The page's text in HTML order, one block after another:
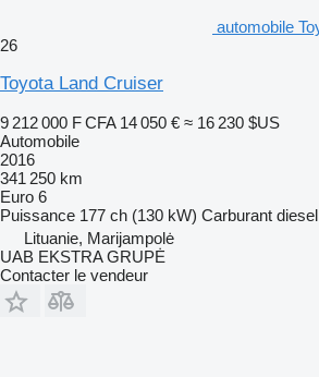
automobile
26
Toyota Land Cruiser
9 212 000 F CFA 14 050 € ≈ 16 230 $US
Automobile
2016
341 250 km
Euro 6
Puissance 177 ch (130 kW) Carburant diesel
Lituanie, Marijampolė
UAB EKSTRA GRUPĖ
Contacter le vendeur